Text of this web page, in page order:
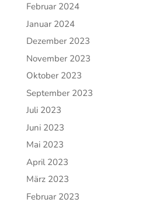
Februar 2024
Januar 2024
Dezember 2023
November 2023
Oktober 2023
September 2023
Juli 2023
Juni 2023
Mai 2023
April 2023
März 2023
Februar 2023